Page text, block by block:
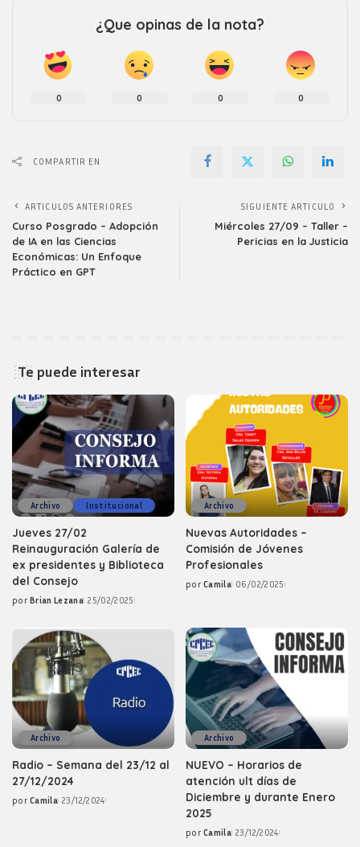
¿Que opinas de la nota?
0 0 0 0
COMPARTIR EN
ARTICULOS ANTERIORES
Curso Posgrado – Adopción
de IA en las Ciencias
Económicas: Un Enfoque
Práctico en GPT
SIGUIENTE ARTICULO
Miércoles 27/09 – Taller –
Pericias en la Justicia
Te puede interesar
Archivo Institucional
Jueves 27/02
Reinauguración Galería de
ex presidentes y Biblioteca
del Consejo
Posted
por Brian Lezana 25/02/2025
Archivo
Nuevas Autoridades –
Comisión de Jóvenes
Profesionales
Posted
por Camila 06/02/2025
Archivo
Radio – Semana del 23/12 al
27/12/2024
Posted
por Camila 23/12/2024
Archivo
NUEVO – Horarios de
atención ult días de
Diciembre y durante Enero
2025
Posted
por Camila 23/12/2024